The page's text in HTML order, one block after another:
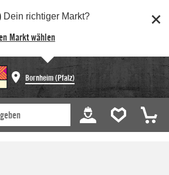
Dein richtiger Markt?
Markt wählen
Bornheim (Pfalz)